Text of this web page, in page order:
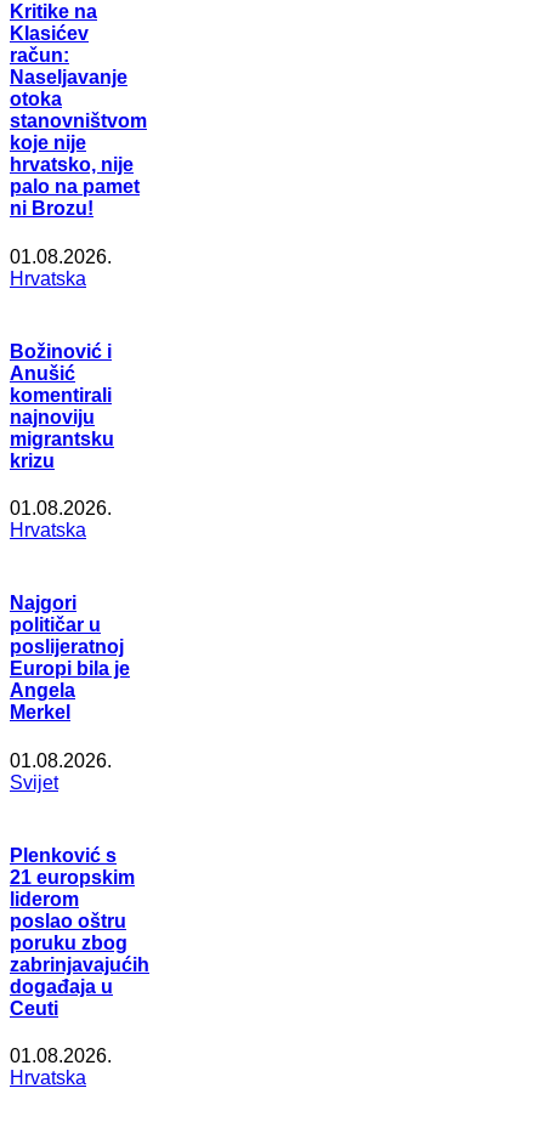
Kritike na
Klasićev
račun:
Naseljavanje
otoka
stanovništvom
koje nije
hrvatsko, nije
palo na pamet
ni Brozu!
01.08.2026.
Hrvatska
Božinović i
Anušić
komentirali
najnoviju
migrantsku
krizu
01.08.2026.
Hrvatska
Najgori
političar u
poslijeratnoj
Europi bila je
Angela
Merkel
01.08.2026.
Svijet
Plenković s
21 europskim
liderom
poslao oštru
poruku zbog
zabrinjavajućih
događaja u
Ceuti
01.08.2026.
Hrvatska